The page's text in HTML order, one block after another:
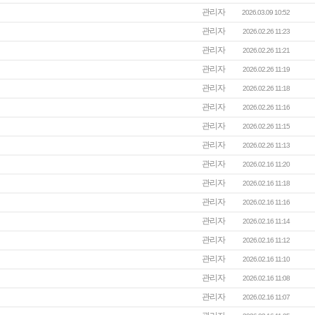
관리자 2026.03.09 10:52
관리자 2026.02.26 11:23
관리자 2026.02.26 11:21
관리자 2026.02.26 11:19
관리자 2026.02.26 11:18
관리자 2026.02.26 11:16
관리자 2026.02.26 11:15
관리자 2026.02.26 11:13
관리자 2026.02.16 11:20
관리자 2026.02.16 11:18
관리자 2026.02.16 11:16
관리자 2026.02.16 11:14
관리자 2026.02.16 11:12
관리자 2026.02.16 11:10
관리자 2026.02.16 11:08
관리자 2026.02.16 11:07